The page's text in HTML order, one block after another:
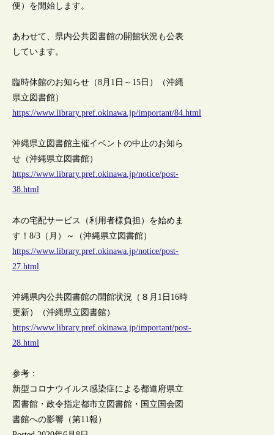
便）を開始します。
あわせて、県内公共図書館の開館状況も公表
しています。
臨時休館のお知らせ（8月1日～15日）（沖縄
県立図書館）
https://www.library.pref.okinawa.jp/important/84.html
沖縄県立図書館主催イベントの中止のお知ら
せ（沖縄県立図書館）
https://www.library.pref.okinawa.jp/notice/post-
38.html
本の宅配サービス（利用者様負担）を始めま
す！8/3（月）～（沖縄県立図書館）
https://www.library.pref.okinawa.jp/notice/post-
27.html
沖縄県内公共図書館の開館状況（８月1日16時
更新）（沖縄県立図書館）
https://www.library.pref.okinawa.jp/important/post-
28.html
参考：
新型コロナウイルス感染症による都道府県立
図書館・政令指定都市立図書館・国立国会図
書館への影響（第11報）